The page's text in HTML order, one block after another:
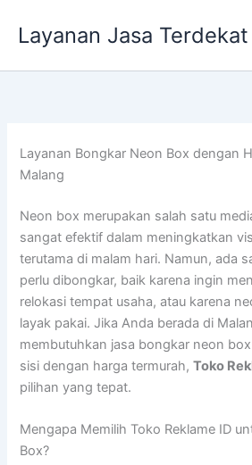
Layanan Jasa Terdekat
Layanan Bongkar Neon Box dengan
Malang
Neon box merupakan salah satu
sangat efektif dalam meningkatkan
terutama di malam hari. Namun, ada
perlu dibongkar, baik karena ingin
relokasi tempat usaha, atau karena
layak pakai. Jika Anda berada di
membutuhkan jasa bongkar neon
sisi dengan harga termurah,Toko
pilihan yang tepat.
Mengapa Memilih Toko Reklame ID
Box?